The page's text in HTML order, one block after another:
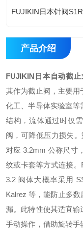
FUJIKIN日本针阀
产品介绍
FUJIKIN日本自动截
其作为截止阀，主要
化工、半导体实验室
结构，流体通过时仅
阀，可降低压力损失。
对应 3.2mm 公称尺寸
纹或卡套等方式连接
3.2 阀体大概率采用
Kalrez 等，能防止多
漏。此特性使其适宜输
手动操作，借助旋转